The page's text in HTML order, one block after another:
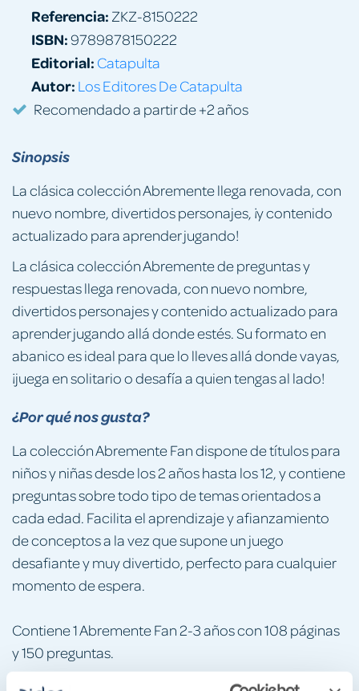
Sinopsis
La clásica colección Abremente llega renovada, con
nuevo nombre, divertidos personajes, ¡y contenido
actualizado para aprender jugando!
La clásica colección Abremente de preguntas y
respuestas llega renovada, con nuevo nombre,
divertidos personajes y contenido actualizado para
aprender jugando allá donde estés. Su formato en
abanico es ideal para que lo lleves allá donde vayas,
¡juega en solitario o desafía a quien tengas al lado!
¿Por qué nos gusta?
La colección Abremente Fan dispone de títulos para
niños y niñas desde los 2 años hasta los 12, y contiene
preguntas sobre todo tipo de temas orientados a
cada edad. Facilita el aprendizaje y afianzamiento
de conceptos a la vez que supone un juego
desafiante y muy divertido, perfecto para cualquier
momento de espera.
Contiene 1 Abremente Fan 2-3 años con 108 páginas
y 150 preguntas.
Referencia: ZKZ-8150222
ISBN:9789878150222
Editorial: Catapulta
Autor: Los Editores De Catapulta
Recomendado a partir de +2 años